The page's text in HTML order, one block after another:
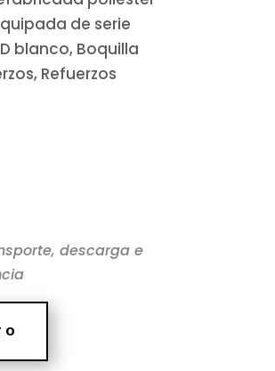
de serie
blanco, Boquilla
Refuerzos
descarga e